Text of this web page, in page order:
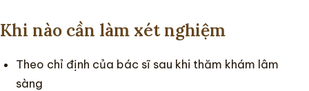
Khi nào cần làm xét nghiệm
Theo chỉ định của bác sĩ sau khi thăm khám lâm
sàng